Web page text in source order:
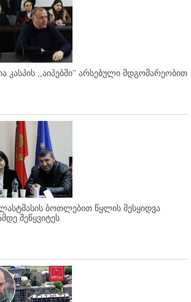
კასპის ,,აიპებში'' არსებული მდგომარეობით
ბოთლებით წყლის შესყიდვა
შეწყვიტეს